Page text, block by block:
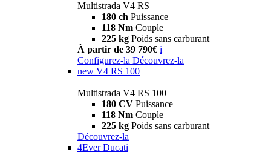
Multistrada V4 RS
180 ch Puissance
118 Nm Couple
225 kg Poids sans carburant
À partir de 39 790€ i
Configurez-la Découvrez-la
new V4 RS 100
Multistrada V4 RS 100
180 CV Puissance
118 Nm Couple
225 kg Poids sans carburant
Découvrez-la
4Ever Ducati